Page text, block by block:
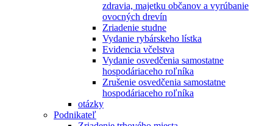
zdravia, majetku občanov a vyrúbanie
ovocných drevín
Zriadenie studne
Vydanie rybárskeho lístka
Evidencia včelstva
Vydanie osvedčenia samostatne
hospodáriaceho roľníka
Zrušenie osvedčenia samostatne
hospodáriaceho roľníka
otázky
Podnikateľ